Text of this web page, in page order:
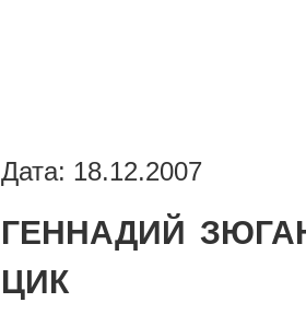
Дата: 18.12.2007
ГЕННАДИЙ
ЦИК